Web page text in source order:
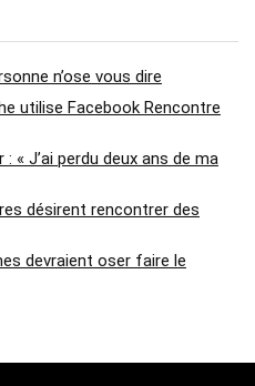
n’ose vous dire
utilise Facebook Rencontre
« J’ai perdu deux ans de ma
désirent rencontrer des
devraient oser faire le